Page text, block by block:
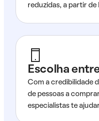
reduzidas, a partir de
Escolha
Com a credibilidade
de pessoas a
especialistas te